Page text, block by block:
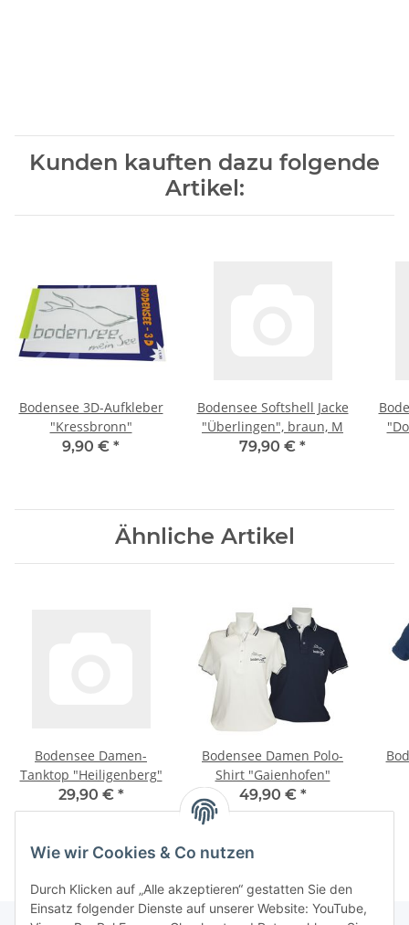
Kunden kauften dazu folgende
Artikel:
Bodensee 3D-Aufkleber
"Kressbronn"
9,90 € *
Bodensee Softshell Jacke
"Überlingen", braun, M
79,90 € *
Ähnliche Artikel
Bodensee Damen-
Tanktop "Heiligenberg"
29,90 € *
Bodensee Damen Polo-
Shirt "Gaienhofen"
49,90 € *
Wie wir Cookies & Co nutzen
Durch Klicken auf „Alle akzeptieren“ gestatten Sie den
Einsatz folgender Dienste auf unserer Website: YouTube,